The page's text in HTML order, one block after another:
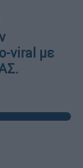
viral με